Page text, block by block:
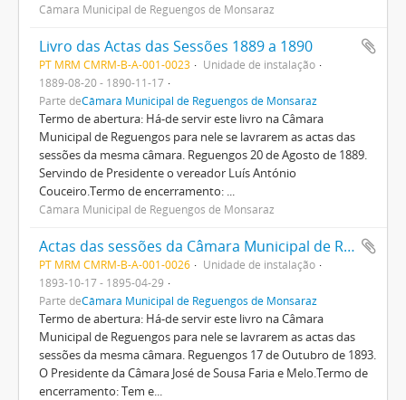
Câmara Municipal de Reguengos de Monsaraz
Livro das Actas das Sessões 1889 a 1890
PT MRM CMRM-B-A-001-0023
Unidade de instalação
1889-08-20 - 1890-11-17
Parte deCâmara Municipal de Reguengos de Monsaraz
Termo de abertura: Há-de servir este livro na Câmara
Municipal de Reguengos para nele se lavrarem as actas das
sessões da mesma câmara. Reguengos 20 de Agosto de 1889.
Servindo de Presidente o vereador Luís António
Couceiro.Termo de encerramento: ...
Câmara Municipal de Reguengos de Monsaraz
Actas das sessões da Câmara Municipal de Reguengos
PT MRM CMRM-B-A-001-0026
Unidade de instalação
1893-10-17 - 1895-04-29
Parte deCâmara Municipal de Reguengos de Monsaraz
Termo de abertura: Há-de servir este livro na Câmara
Municipal de Reguengos para nele se lavrarem as actas das
sessões da mesma câmara. Reguengos 17 de Outubro de 1893.
O Presidente da Câmara José de Sousa Faria e Melo.Termo de
encerramento: Tem e...